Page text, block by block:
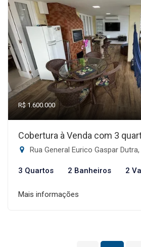
R$ 1.600.000
Cobertura à Venda com 3
Rua General Eurico Gaspar Dutra, 440 -
3 Quartos 2 Banheiros 2
Mais informações